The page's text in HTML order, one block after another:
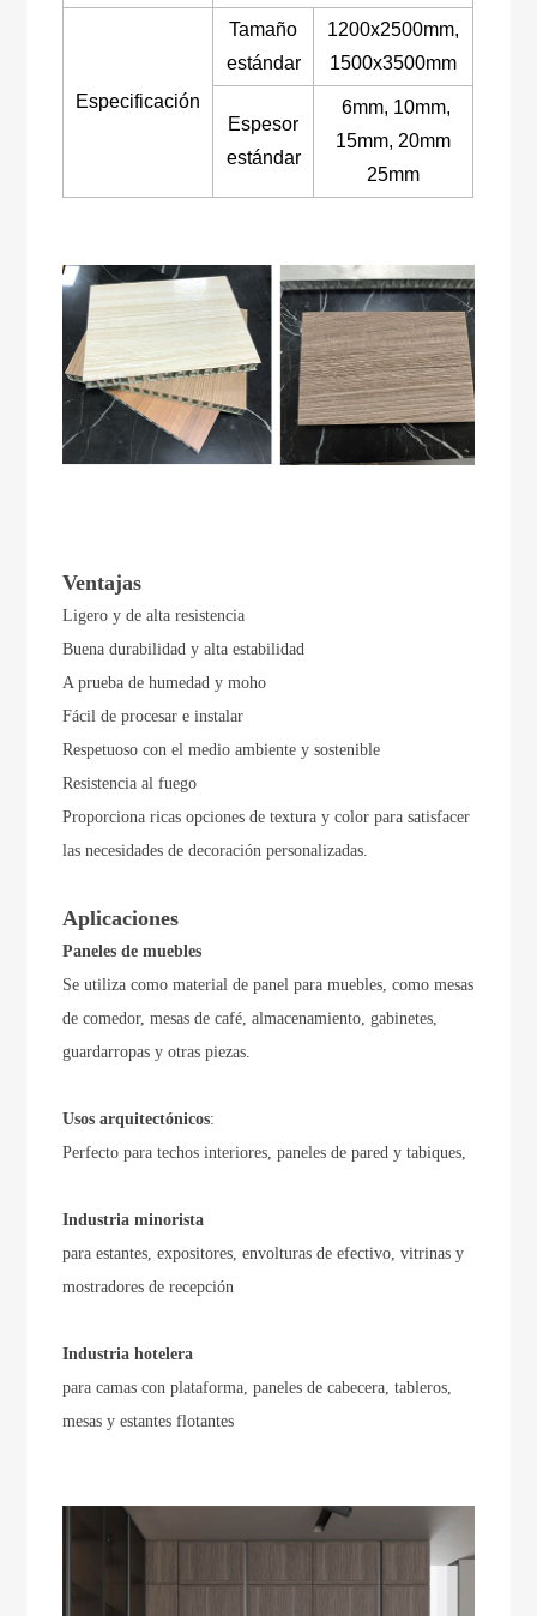
Especificación
Tamaño
estándar
1200x2500mm,
1500x3500mm
Espesor
estándar
6mm, 10mm,
15mm, 20mm
25mm
Ventajas
Ligero y de alta resistencia
Buena durabilidad y alta estabilidad
A prueba de humedad y moho
Fácil de procesar e instalar
Respetuoso con el medio ambiente y sostenible
Resistencia al fuego
Proporciona ricas opciones de textura y color para satisfacer
las necesidades de decoración personalizadas.
Aplicaciones
Paneles de muebles
Se utiliza como material de panel para muebles, como mesas
de comedor, mesas de café, almacenamiento, gabinetes,
guardarropas y otras piezas.
Usos arquitectónicos:
Perfecto para techos interiores, paneles de pared y tabiques,
Industria minorista
para estantes, expositores, envolturas de efectivo, vitrinas y
mostradores de recepción
Industria hotelera
para camas con plataforma, paneles de cabecera, tableros,
mesas y estantes flotantes